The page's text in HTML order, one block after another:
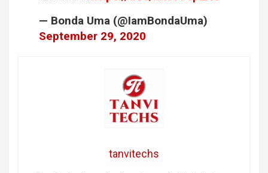
— Bonda Uma (@IamBondaUma)
September 29, 2020
tanvitechs